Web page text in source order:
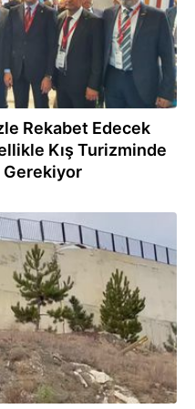
Rekabet Edecek
Kış Turizminde
Gerekiyor